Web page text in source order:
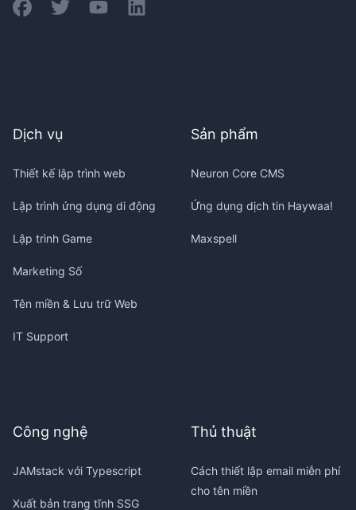
Dịch vụ
Thiết kế lập trình web
Lập trình ứng dụng di động
Lập trình Game
Marketing Số
Tên miền & Lưu trữ Web
IT Support
Sản phẩm
Neuron Core CMS
Ứng dụng dịch tin Haywaa!
Maxspell
Công nghệ
JAMstack với Typescript
Xuất bản trang tĩnh SSG
Thủ thuật
Cách thiết lập email miễn phí
cho tên miền